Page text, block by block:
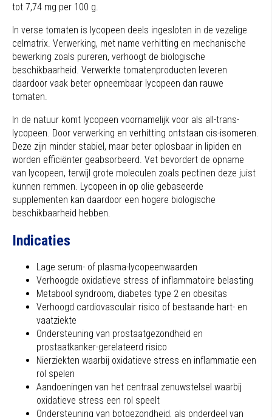
tot 7,74 mg per 100 g.
In verse tomaten is lycopeen deels ingesloten in de vezelige
celmatrix. Verwerking, met name verhitting en mechanische
bewerking zoals pureren, verhoogt de biologische
beschikbaarheid. Verwerkte tomatenproducten leveren
daardoor vaak beter opneembaar lycopeen dan rauwe
tomaten.
In de natuur komt lycopeen voornamelijk voor als all-trans-
lycopeen. Door verwerking en verhitting ontstaan cis-isomeren.
Deze zijn minder stabiel, maar beter oplosbaar in lipiden en
worden efficiënter geabsorbeerd. Vet bevordert de opname
van lycopeen, terwijl grote moleculen zoals pectinen deze juist
kunnen remmen. Lycopeen in op olie gebaseerde
supplementen kan daardoor een hogere biologische
beschikbaarheid hebben.
Indicaties
Lage serum- of plasma-lycopeenwaarden
Verhoogde oxidatieve stress of inflammatoire belasting
Metabool syndroom, diabetes type 2 en obesitas
Verhoogd cardiovasculair risico of bestaande hart- en
vaatziekte
Ondersteuning van prostaatgezondheid en
prostaatkanker-gerelateerd risico
Nierziekten waarbij oxidatieve stress en inflammatie een
rol spelen
Aandoeningen van het centraal zenuwstelsel waarbij
oxidatieve stress een rol speelt
Ondersteuning van botgezondheid, als onderdeel van